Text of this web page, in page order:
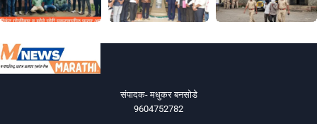
संपादक- मधुकर बनसोडे
9604752782